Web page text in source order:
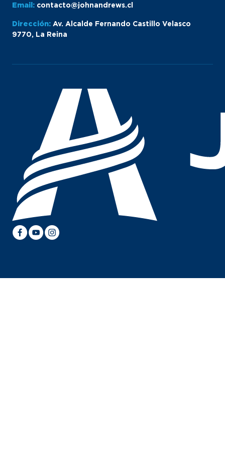
Email: contacto@johnandrews.cl
Dirección: Av. Alcalde Fernando Castillo Velasco
9770, La Reina